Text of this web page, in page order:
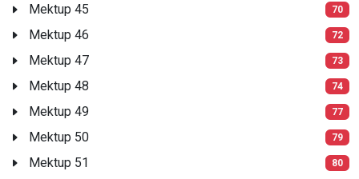
Mektup 45 70
Mektup 46 72
Mektup 47 73
Mektup 48 74
Mektup 49 77
Mektup 50 79
Mektup 51 80